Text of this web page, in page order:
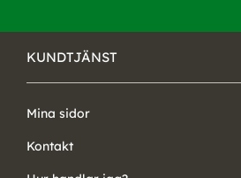
KUNDTJÄNST
Mina sidor
Kontakt